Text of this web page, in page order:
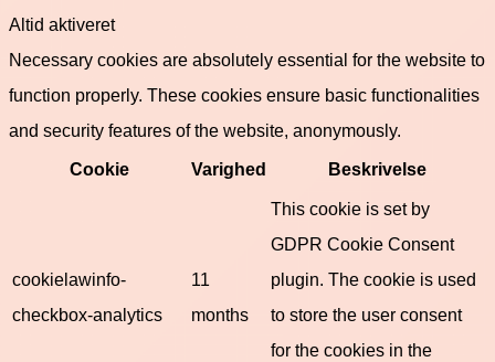
Altid aktiveret
Necessary cookies are absolutely essential for the website to
function properly. These cookies ensure basic functionalities
and security features of the website, anonymously.
Cookie
Varighed Beskrivelse
cookielawinfo-
checkbox-analytics
11
months
This cookie is set by
GDPR Cookie Consent
plugin. The cookie is used
to store the user consent
for the cookies in the